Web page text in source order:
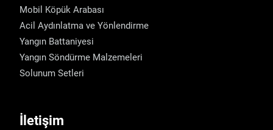
Mobil Köpük Arabası
Acil Aydınlatma ve Yönlendirme
Yangın Battaniyesi
Yangın Söndürme Malzemeleri
Solunum Setleri
İletişim